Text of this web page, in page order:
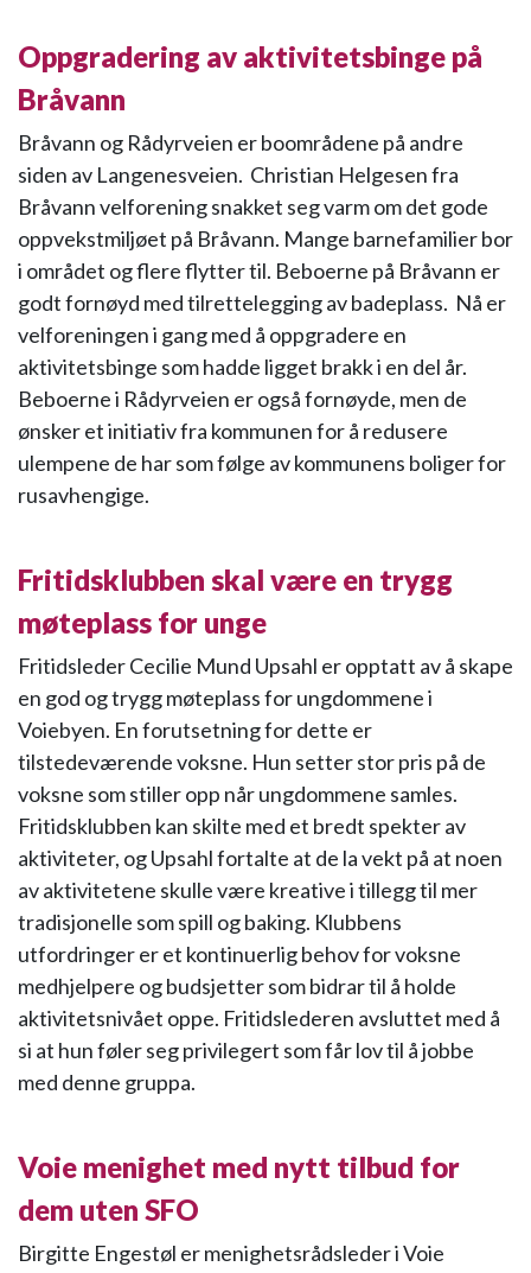
Oppgradering av aktivitetsbinge på
Bråvann
Bråvann og Rådyrveien er boområdene på andre
siden av Langenesveien. Christian Helgesen fra
Bråvann velforening snakket seg varm om det gode
oppvekstmiljøet på Bråvann. Mange barnefamilier bor
i området og flere flytter til. Beboerne på Bråvann er
godt fornøyd med tilrettelegging av badeplass. Nå er
velforeningen i gang med å oppgradere en
aktivitetsbinge som hadde ligget brakk i en del år.
Beboerne i Rådyrveien er også fornøyde, men de
ønsker et initiativ fra kommunen for å redusere
ulempene de har som følge av kommunens boliger for
rusavhengige.
Fritidsklubben skal være en trygg
møteplass for unge
Fritidsleder Cecilie Mund Upsahl er opptatt av å skape
en god og trygg møteplass for ungdommene i
Voiebyen. En forutsetning for dette er
tilstedeværende voksne. Hun setter stor pris på de
voksne som stiller opp når ungdommene samles.
Fritidsklubben kan skilte med et bredt spekter av
aktiviteter, og Upsahl fortalte at de la vekt på at noen
av aktivitetene skulle være kreative i tillegg til mer
tradisjonelle som spill og baking. Klubbens
utfordringer er et kontinuerlig behov for voksne
medhjelpere og budsjetter som bidrar til å holde
aktivitetsnivået oppe. Fritidslederen avsluttet med å
si at hun føler seg privilegert som får lov til å jobbe
med denne gruppa.
Voie menighet med nytt tilbud for
dem uten SFO
Birgitte Engestøl er menighetsrådsleder i Voie